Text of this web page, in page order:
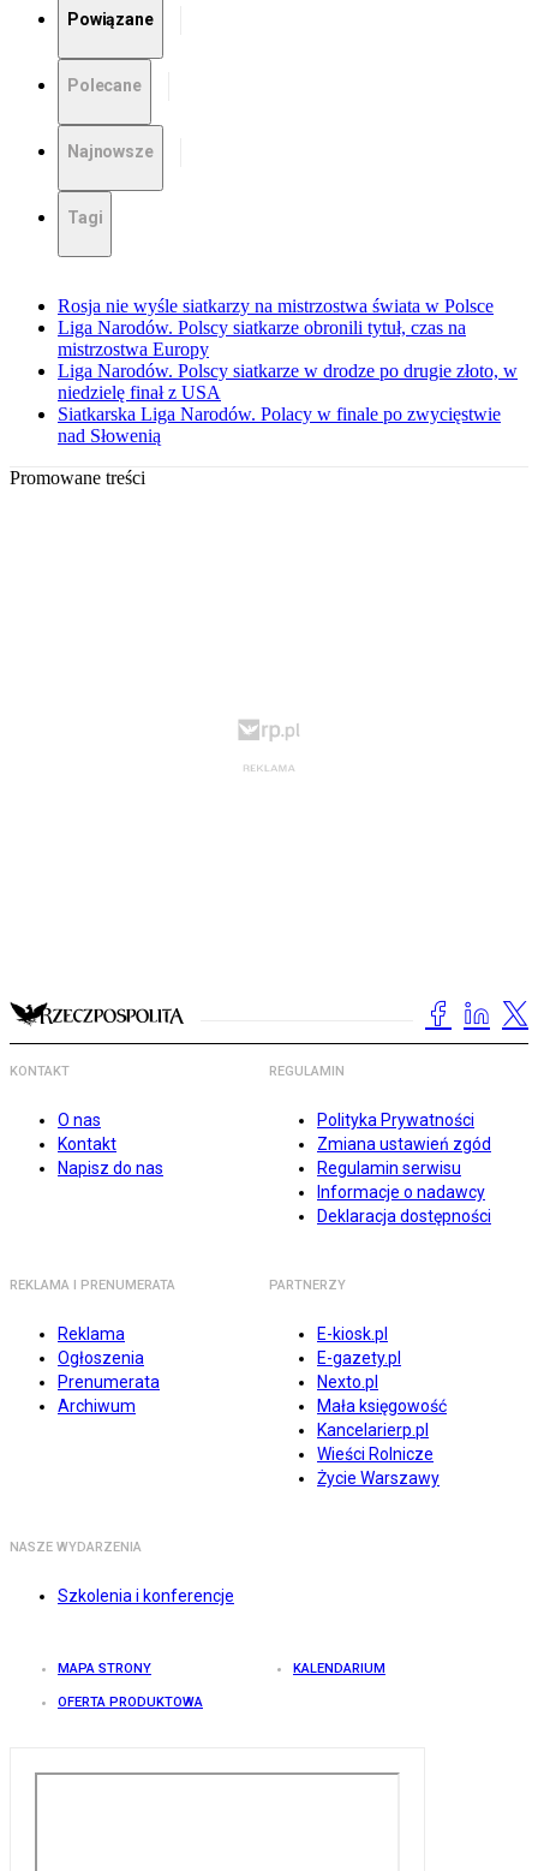
Powiązane
Polecane
Najnowsze
Tagi
Rosja nie wyśle siatkarzy na mistrzostwa świata w Polsce
Liga Narodów. Polscy siatkarze obronili tytuł, czas na
mistrzostwa Europy
Liga Narodów. Polscy siatkarze w drodze po drugie złoto, w
niedzielę finał z USA
Siatkarska Liga Narodów. Polacy w finale po zwycięstwie
nad Słowenią
Promowane treści
KONTAKT
O nas
Kontakt
Napisz do nas
REGULAMIN
Polityka Prywatności
Zmiana ustawień zgód
Regulamin serwisu
Informacje o nadawcy
Deklaracja dostępności
REKLAMA I PRENUMERATA
Reklama
Ogłoszenia
Prenumerata
Archiwum
PARTNERZY
E-kiosk.pl
E-gazety.pl
Nexto.pl
Mała księgowość
Kancelarierp.pl
Wieści Rolnicze
Życie Warszawy
NASZE WYDARZENIA
Szkolenia i konferencje
MAPA STRONY KALENDARIUM
OFERTA PRODUKTOWA